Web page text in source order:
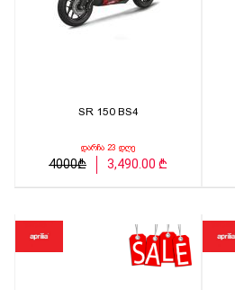
SR 150 BS4
დარჩა 23 დღე
4000₾ 3,490.00 ₾